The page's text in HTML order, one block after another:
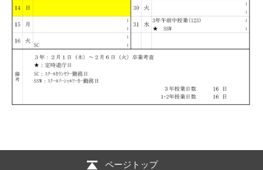
ページトップ